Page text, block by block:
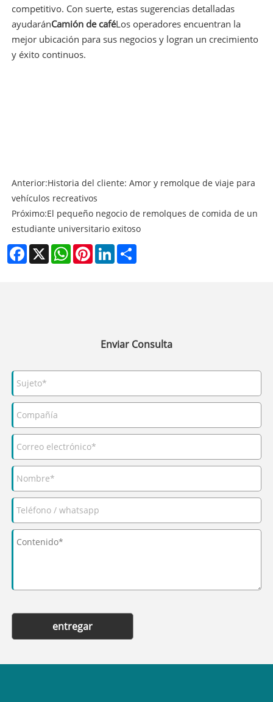
competitivo. Con suerte, estas sugerencias detalladas
ayudaránCamión de caféLos operadores encuentran la
mejor ubicación para sus negocios y logran un crecimiento
y éxito continuos.
Anterior:Historia del cliente: Amor y remolque de viaje para
vehículos recreativos
Próximo:El pequeño negocio de remolques de comida de un
estudiante universitario exitoso
Facebook
X WhatsAppPinterestLinkedIn
Enviar Consulta
entregar